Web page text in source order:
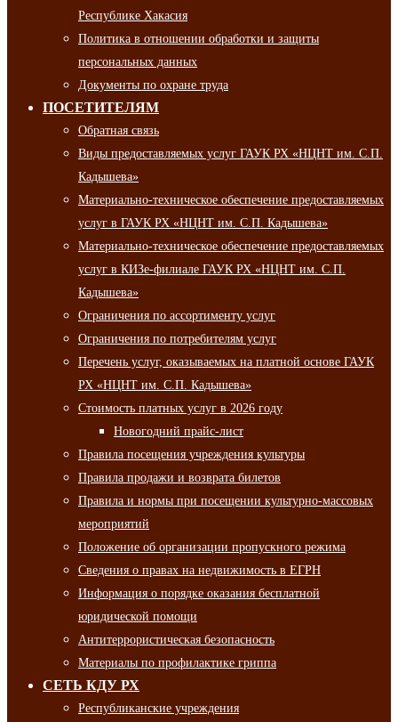
Республике Хакасия
Политика в отношении обработки и защиты
персональных данных
Документы по охране труда
ПОСЕТИТЕЛЯМ
Обратная связь
Виды предоставляемых услуг ГАУК РХ «НЦНТ им. С.П.
Кадышева»
Материально-техническое обеспечение предоставляемых
услуг в ГАУК РХ «НЦНТ им. С.П. Кадышева»
Материально-техническое обеспечение предоставляемых
услуг в КИЗе-филиале ГАУК РХ «НЦНТ им. С.П.
Кадышева»
Ограничения по ассортименту услуг
Ограничения по потребителям услуг
Перечень услуг, оказываемых на платной основе ГАУК
РХ «НЦНТ им. С.П. Кадышева»
Стоимость платных услуг в 2026 году
Новогодний прайс-лист
Правила посещения учреждения культуры
Правила продажи и возврата билетов
Правила и нормы при посещении культурно-массовых
мероприятий
Положение об организации пропускного режима
Сведения о правах на недвижимость в ЕГРН
Информация о порядке оказания бесплатной
юридической помощи
Антитеррористическая безопасность
Материалы по профилактике гриппа
СЕТЬ КДУ РХ
Республиканские учреждения